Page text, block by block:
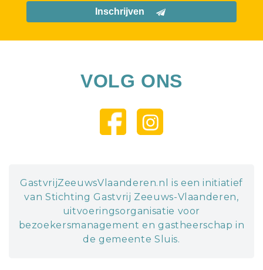
Inschrijven
VOLG ONS
GastvrijZeeuwsVlaanderen.nl is een initiatief
van Stichting Gastvrij Zeeuws-Vlaanderen,
uitvoeringsorganisatie voor
bezoekersmanagement en gastheerschap in
de gemeente Sluis.